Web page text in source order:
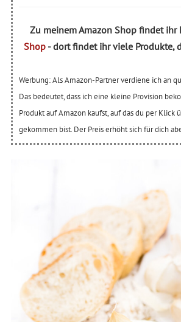
Zu meinem Amazon Shop findet ihr
Shop- dort findet ihr viele Produkte,
Werbung: Als Amazon-Partner verdiene ich an
Das bedeutet, dass ich eine kleine Provision
Produkt auf Amazon kaufst, auf das du per Klick
gekommen bist. Der Preis erhöht sich für dich